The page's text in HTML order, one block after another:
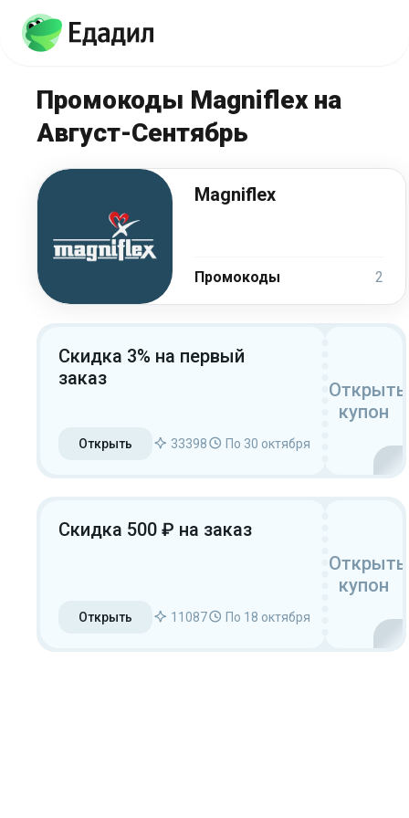
Промокоды Magniflex на
Август-Сентябрь
Magniflex
Промокоды 2
Скидка 3% на первый
заказ
Открыть 33398 По 30 октября
Открыть
купон
Скидка 500 ₽ на заказ
Открыть 11087 По 18 октября
Открыть
купон